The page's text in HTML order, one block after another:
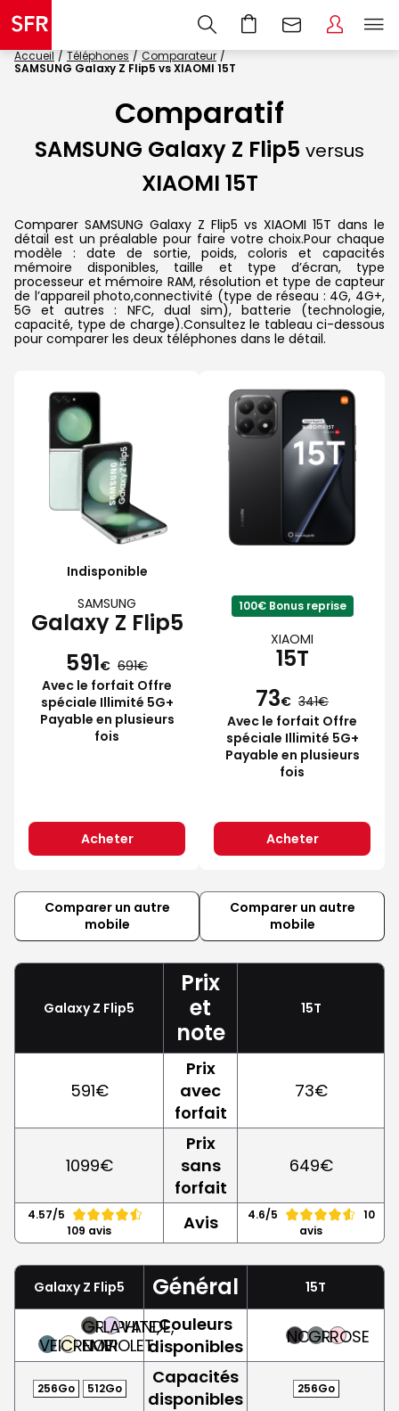
Accueil Téléphones
Comparateur
SAMSUNG Galaxy Z Flip5 vs XIAOMI 15T
Comparatif
SAMSUNG Galaxy Z Flip5 versus
XIAOMI 15T
Comparer SAMSUNG Galaxy Z Flip5 vs XIAOMI 15T dans le
détail est un préalable pour faire votre choix.Pour chaque
modèle : date de sortie, poids, coloris et capacités
mémoire disponibles, taille et type d’écran, type
processeur et mémoire RAM, résolution et type de capteur
de l’appareil photo,connectivité (type de réseau : 4G, 4G+,
5G et autres : NFC, dual sim), batterie (technologie,
capacité, type de charge).Consultez le tableau ci-dessous
pour comparer les deux téléphones dans le détail.
Indisponible
SAMSUNG
Galaxy Z Flip5
591€ 691
Avec le forfait Offre
spéciale Illimité 5G+
Payable en plusieurs
fois
Acheter
100€ Bonus reprise
XIAOMI
15T
73€ 341
Avec le forfait Offre
spéciale Illimité 5G+
Payable en plusieurs
fois
Acheter
Comparer un autre
mobile
Comparer un autre
mobile
Galaxy Z Flip5
Prix
et
note
15T
591€
Prix
avec
forfait
73€
1099€
Prix
sans
forfait
649€
4.57/5
109 avis
Avis 4.6/5
10
avis
Galaxy Z Flip5 Général 15T
VERTCREME
GRAPHITE,
NOIR
LAVANDE,
VIOLET
Couleurs
disponibles
NOIRGRISROSE
256Go 512Go
Capacités
disponibles
256Go